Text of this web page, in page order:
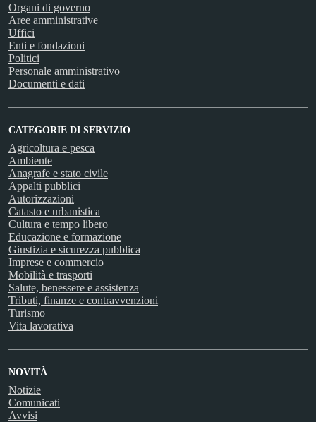
Organi di governo
Aree amministrative
Uffici
Enti e fondazioni
Politici
Personale amministrativo
Documenti e dati
CATEGORIE DI SERVIZIO
Agricoltura e pesca
Ambiente
Anagrafe e stato civile
Appalti pubblici
Autorizzazioni
Catasto e urbanistica
Cultura e tempo libero
Educazione e formazione
Giustizia e sicurezza pubblica
Imprese e commercio
Mobilità e trasporti
Salute, benessere e assistenza
Tributi, finanze e contravvenzioni
Turismo
Vita lavorativa
NOVITÀ
Notizie
Comunicati
Avvisi